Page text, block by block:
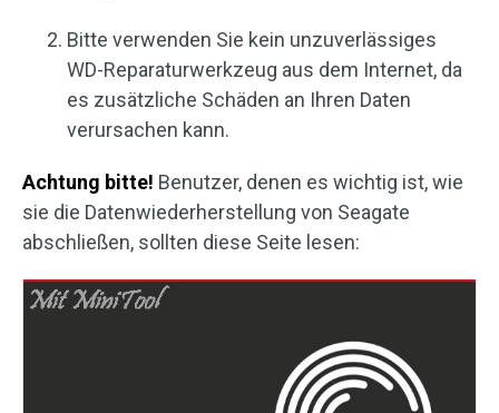
Bitte verwenden Sie kein unzuverlässiges
WD-Reparaturwerkzeug aus dem Internet, da
es zusätzliche Schäden an Ihren Daten
verursachen kann.
Achtung bitte! Benutzer, denen es wichtig ist, wie
sie die Datenwiederherstellung von Seagate
abschließen, sollten diese Seite lesen: